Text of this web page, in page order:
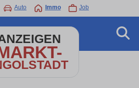
Auto Immo Job